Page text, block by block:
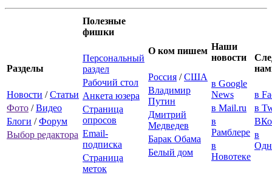
Разделы
Новости /Статьи
Фото /Видео
Блоги /Форум
Выбор редактора
Полезные
фишки
Персональный
раздел
Рабочий стол
Анкета юзера
Страница
опросов
Email-
подписка
Страница
меток
О ком пишем
Россия /США
Владимир
Путин
Дмитрий
Медведев
Барак Обама
Белый дом
Наши
новости
в Google
News
в Mail.ru
в
Рамблере
в
Новотеке
в
в
в